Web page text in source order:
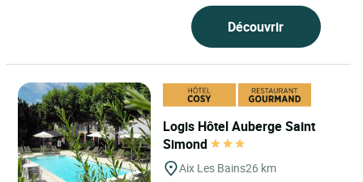
Découvrir
Logis Hôtel Auberge Saint
Simond
Aix Les Bains26 km